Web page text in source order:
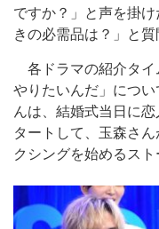
ですか？」と声を掛
きの必需品は？」と質
各ドラマの紹介タイ
やりたいんだ」につ
んは、結婚式当日に
タートして、玉森さ
クシングを始めるスト